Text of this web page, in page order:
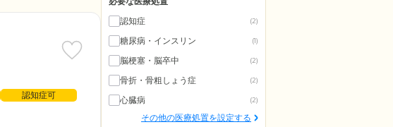
認知症可
認知症
(2)
糖尿病・インスリン (1)
脳梗塞・脳卒中 (2)
骨折・骨粗しょう症 (2)
心臓病 (2)
その他の医療処置を設定する